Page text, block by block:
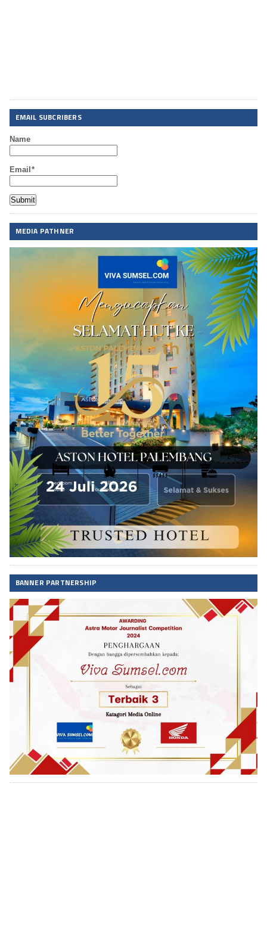
EMAIL SUBCRIBERS
Name
Email*
MEDIA PATHNER
BANNER PARTNERSHIP